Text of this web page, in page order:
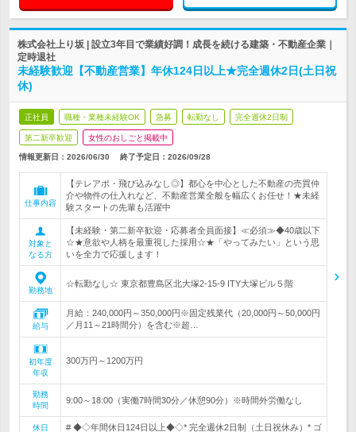
株式会社上り坂 | 設立3年目で業績好調！成長を続ける建築・不動産企業｜
定時退社
未経験歓迎【不動産営業】年休124日以上★完全週休2日(土日祝
休)
正社員 職種・業種未経験OK 急募 転勤なし 完全週休2日制
第二新卒歓迎 女性のおしごと掲載中
情報更新日：2026/06/30 終了予定日： 2026/09/28
仕事内容
【テレアポ・飛び込みなし◎】都心を中心とした不動産の売買仲
介や物件の仕入れなど、不動産営業全般を幅広くお任せ！★未経
験スタートの先輩も活躍中
対象と
なる方
【未経験・第二新卒歓迎・応募者全員面接】≪必須≫◆40歳以下
☆★意欲や人柄を最重視した採用☆★「やってみたい」という思
いを全力で応援します！
勤務地
☆転勤なし☆ 東京都豊島区北大塚2-15-9 ITY大塚ビル５階
給与
月給：240,000円～350,000円※固定残業代（20,000円～50,000円
／月11～21時間分）を含む※超…
初年度
年収
300万円～1200万円
勤務
時間
9:00～18:00（実働7時間30分／休憩90分）※時間外労働なし
休日
# ◆◇年間休日124日以上◆◇* 完全週休2日制（土日祝休み）* ゴ